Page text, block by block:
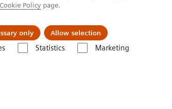
Cookie Policy page.
only Allow selection
Statistics Marketing
Actualités et événements